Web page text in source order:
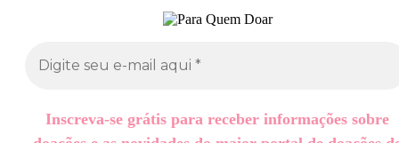
Inscreva-se grátis para receber informações sobre